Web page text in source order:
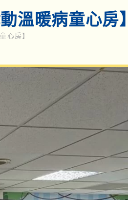
溫暖病童心房】
心房】